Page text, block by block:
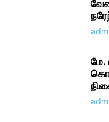
மே.